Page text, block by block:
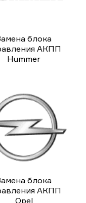
блока
АКПП
Hummer
блока
АКПП
Opel